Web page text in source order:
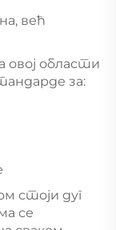
већ
овој области
за:
стоји дуг
се